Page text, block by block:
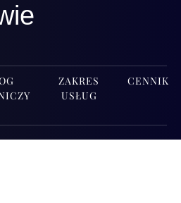
ZAKRES
USŁUG
CENNIK